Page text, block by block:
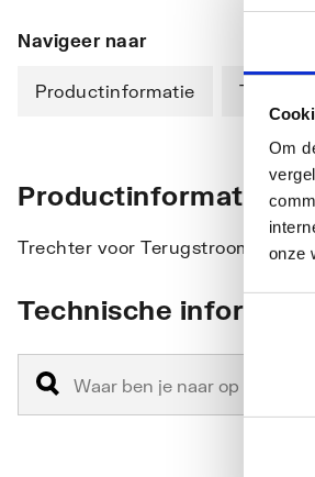
Om
onze
Navigeer naar
Productinformatie
Productinformatie
Trechter voor
Technische informatie